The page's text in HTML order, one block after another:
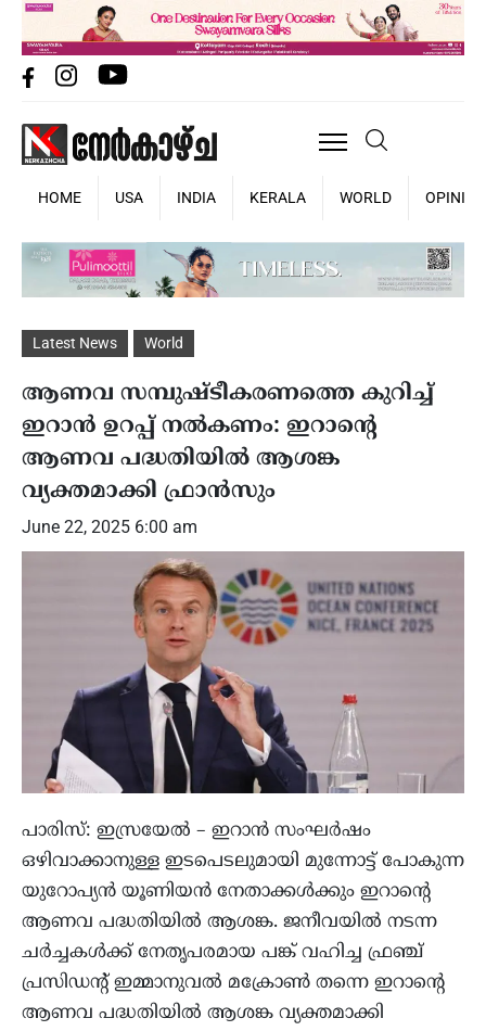
HOME USA INDIA KERALA WORLD OPINION
Latest News World
ആണവ സമ്പുഷ്ടീകരണത്തെ കുറിച്ച്
ഇറാൻ ഉറപ്പ് നൽകണം: ഇറാന്‍റെ
ആണവ പദ്ധതിയിൽ ആശങ്ക
വ്യക്തമാക്കി ഫ്രാൻസും
June 22, 2025 6:00 am
പാരിസ്: ഇസ്രയേൽ – ഇറാൻ സംഘർഷം
ഒഴിവാക്കാനുള്ള ഇടപെടലുമായി മുന്നോട്ട് പോകുന്ന
യുറോപ്യൻ യൂണിയൻ നേതാക്കൾക്കും ഇറാന്‍റെ
ആണവ പദ്ധതിയിൽ ആശങ്ക. ജനീവയിൽ നടന്ന
ചർച്ചകൾക്ക് നേതൃപരമായ പങ്ക് വഹിച്ച ഫ്രഞ്ച്
പ്രസിഡന്‍റ് ഇമ്മാനുവൽ മക്രോൺ തന്നെ ഇറാന്‍റെ
ആണവ പദ്ധതിയിൽ ആശങ്ക വ്യക്തമാക്കി